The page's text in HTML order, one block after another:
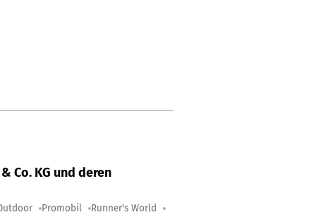
Co. KG und deren
Promobil Runner's World